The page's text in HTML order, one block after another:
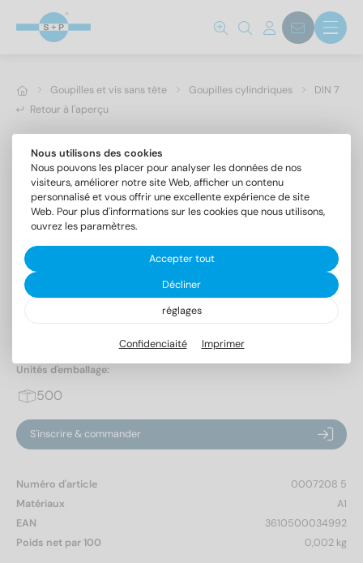
Goupilles et vis sans tête Goupilles cylindriques DIN 7
Retour à l'aperçu
DIN 7 1.4305 0,8m6X5
Goupilles cylindriques forme A, tolérance m6
Unités d'emballage:
500
S'inscrire & commander
Numéro d'article
0007208 5
Matériaux
A1
EAN
3610500034992
Poids net par 100
0,002 kg
Nous utilisons des cookies
Nous pouvons les placer pour analyser les données de nos
visiteurs, améliorer notre site Web, afficher un contenu
personnalisé et vous offrir une excellente expérience de site
Web. Pour plus d'informations sur les cookies que nous utilisons,
ouvrez les paramètres.
Accepter tout
Décliner
réglages
Confidenciaité Imprimer